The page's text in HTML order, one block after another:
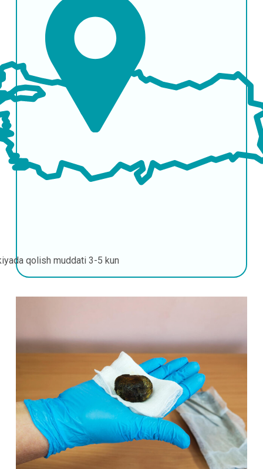
qolish muddati 3-5 kun